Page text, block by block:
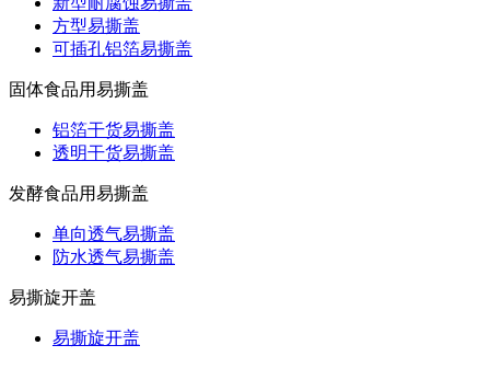
方型易撕盖
可插孔铝箔易撕盖
固体食品用易撕盖
铝箔干货易撕盖
透明干货易撕盖
发酵食品用易撕盖
单向透气易撕盖
防水透气易撕盖
易撕旋开盖
易撕旋开盖